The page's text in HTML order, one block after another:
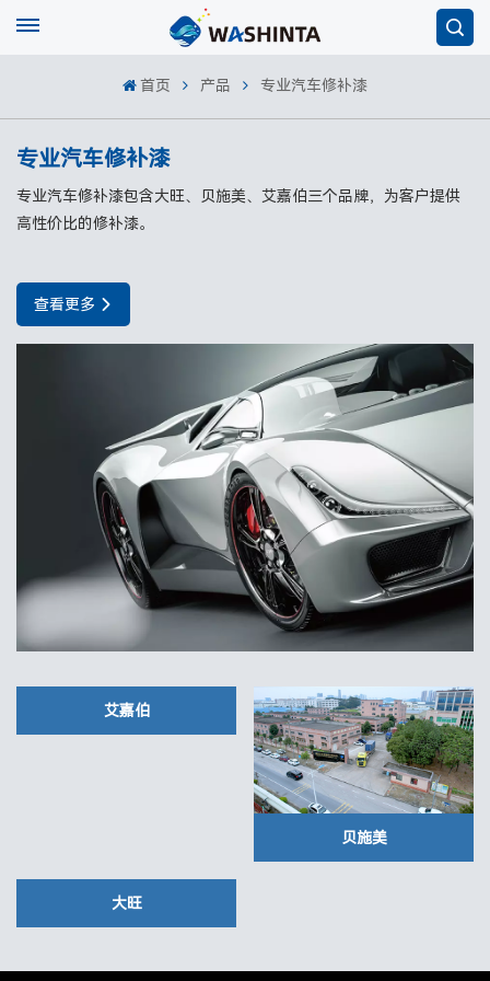
首页 产品 专业汽车修补漆
专业汽车修补漆
专业汽车修补漆包含大旺、贝施美、艾嘉伯三个品牌，为客户提供
高性价比的修补漆。
查看更多
艾嘉伯
贝施美
大旺